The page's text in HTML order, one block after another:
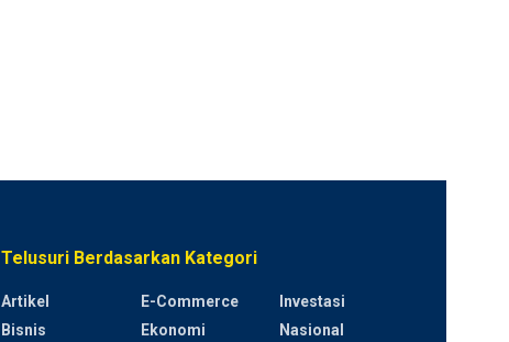
Telusuri Berdasarkan Kategori
Artikel
Bisnis
E-Commerce
Ekonomi
Investasi
Nasional